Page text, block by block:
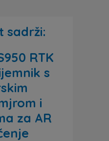
sadrži:
RTK
s
i
za AR